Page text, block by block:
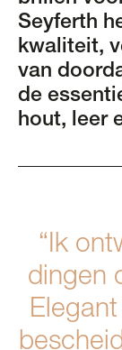
Seyferth
kwaliteit,
van
de
hout, leer
“Ik
dingen